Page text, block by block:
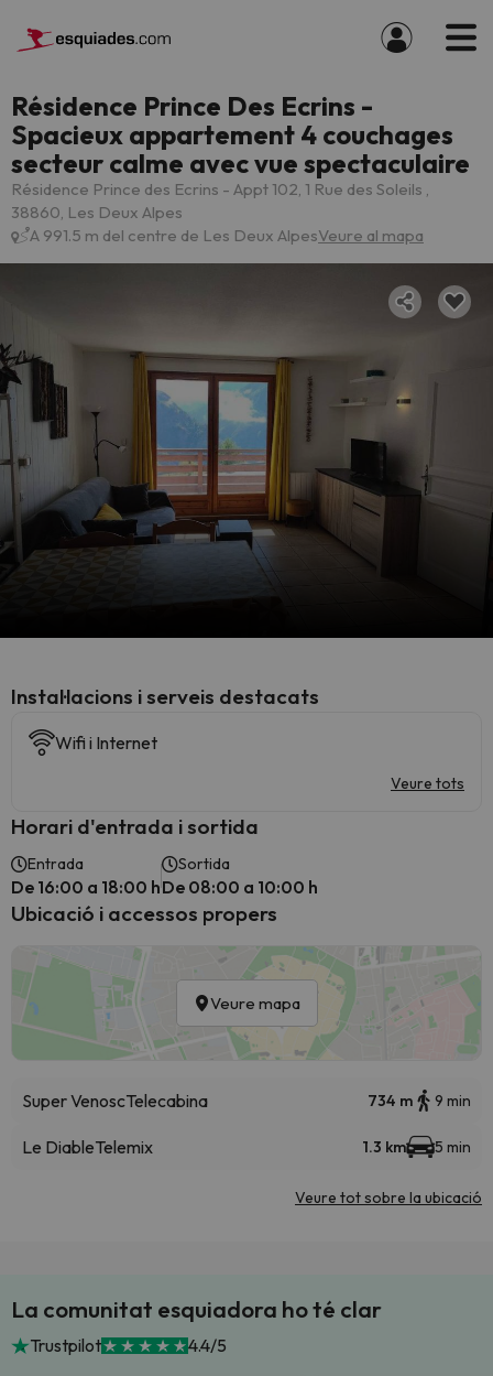
Résidence Prince Des Ecrins -
Spacieux appartement 4 couchages
secteur calme avec vue spectaculaire
Résidence Prince des Ecrins - Appt 102, 1 Rue des Soleils ,
38860, Les Deux Alpes
A 991.5 m del centre de Les Deux AlpesVeure al mapa
Instal·lacions i serveis destacats
Wifi i Internet
Veure tots
Horari d'entrada i sortida
Entrada
De 16:00 a 18:00 h
Sortida
De 08:00 a 10:00 h
Ubicació i accessos propers
Veure mapa
Super VenoscTelecabina 734 m 9 min
Le DiableTelemix 1.3 km 5 min
Veure tot sobre la ubicació
La comunitat esquiadora ho té clar
Trustpilot 4.4/5